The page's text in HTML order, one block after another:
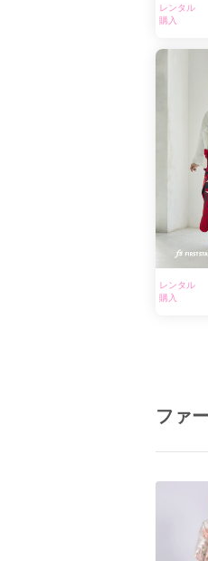
レンタル
購入
レンタル
購入
ファ